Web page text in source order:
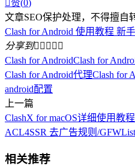
赞(0)
文章SEO保护处理，不得擅自
Clash for Android 使用教程 新
分享到    
Clash for AndroidClash for
Clash for Android代理Clash for
android配置
上一篇
ClashX for macOS详细使用教
ACL4SSR 去广告规则/
相关推荐